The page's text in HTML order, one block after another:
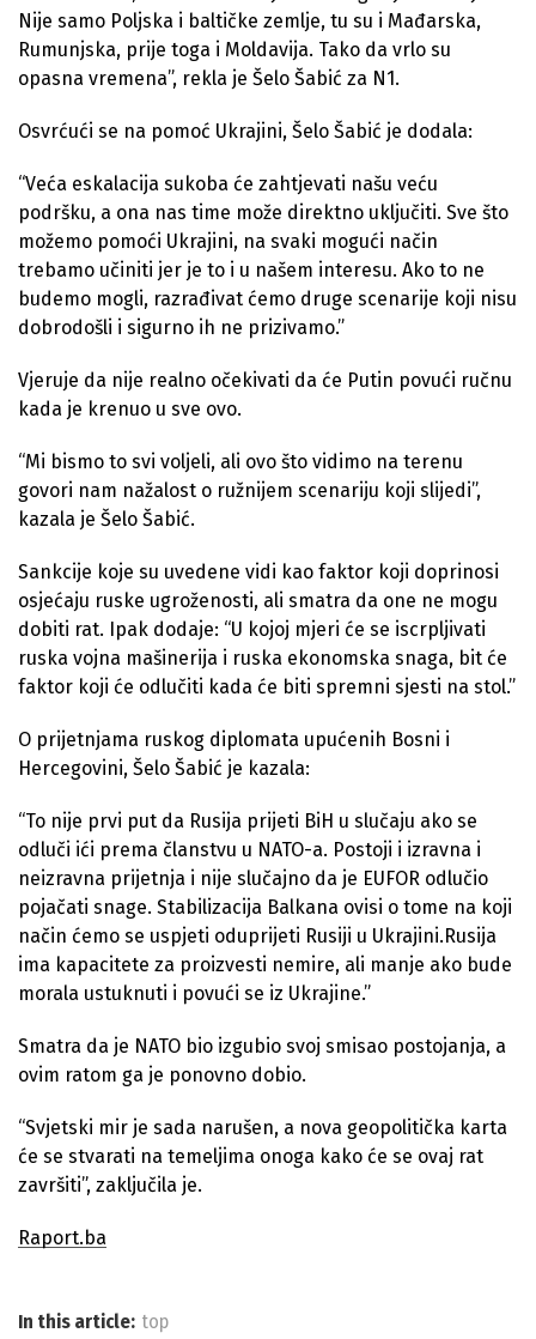
Nije samo Poljska i baltičke zemlje, tu su i Mađarska,
Rumunjska, prije toga i Moldavija. Tako da vrlo su
opasna vremena”, rekla je Šelo Šabić za N1.
Osvrćući se na pomoć Ukrajini, Šelo Šabić je dodala:
“Veća eskalacija sukoba će zahtjevati našu veću
podršku, a ona nas time može direktno uključiti. Sve što
možemo pomoći Ukrajini, na svaki mogući način
trebamo učiniti jer je to i u našem interesu. Ako to ne
budemo mogli, razrađivat ćemo druge scenarije koji nisu
dobrodošli i sigurno ih ne prizivamo.”
Vjeruje da nije realno očekivati da će Putin povući ručnu
kada je krenuo u sve ovo.
“Mi bismo to svi voljeli, ali ovo što vidimo na terenu
govori nam nažalost o ružnijem scenariju koji slijedi”,
kazala je Šelo Šabić.
Sankcije koje su uvedene vidi kao faktor koji doprinosi
osjećaju ruske ugroženosti, ali smatra da one ne mogu
dobiti rat. Ipak dodaje: “U kojoj mjeri će se iscrpljivati
ruska vojna mašinerija i ruska ekonomska snaga, bit će
faktor koji će odlučiti kada će biti spremni sjesti na stol.”
O prijetnjama ruskog diplomata upućenih Bosni i
Hercegovini, Šelo Šabić je kazala:
“To nije prvi put da Rusija prijeti BiH u slučaju ako se
odluči ići prema članstvu u NATO-a. Postoji i izravna i
neizravna prijetnja i nije slučajno da je EUFOR odlučio
pojačati snage. Stabilizacija Balkana ovisi o tome na koji
način ćemo se uspjeti oduprijeti Rusiji u Ukrajini.Rusija
ima kapacitete za proizvesti nemire, ali manje ako bude
morala ustuknuti i povući se iz Ukrajine.”
Smatra da je NATO bio izgubio svoj smisao postojanja, a
ovim ratom ga je ponovno dobio.
“Svjetski mir je sada narušen, a nova geopolitička karta
će se stvarati na temeljima onoga kako će se ovaj rat
završiti”, zaključila je.
Raport.ba
In this article: top